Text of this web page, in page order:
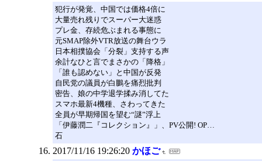
犯行が発覚、中国では価格4倍に
大量売れ残りでスーパー大迷惑
プレ金、存続危ぶまれる事態に
元SMAP除外VTR放送の舞台ウラ
日本相撲協会「分裂」支持する声
余計なひと言でまさかの「降格」
「誰も認めない」と中国が反発
自民党の議員が白鵬を痛烈批判
密告、娘の中学退学揉み消してた
スマホ最新4機種、さわってきた
全員が早期帰国を望む“謎”浮上
「伊藤潤二『コレクション』」、PV公開! OP…
石
2017/11/16 19:26:20 かほご